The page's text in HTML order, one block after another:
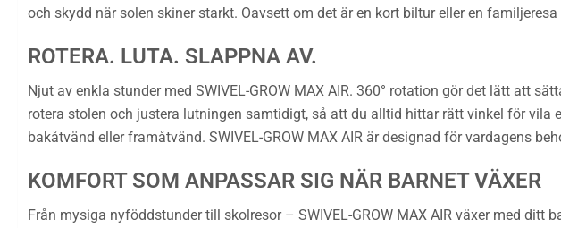
och skydd när solen skiner starkt. Oavsett om det är en kort biltur eller en
ROTERA. LUTA. SLAPPNA AV.
Njut av enkla stunder med SWIVEL-GROW MAX AIR. 360° rotation gör det lätt att
rotera stolen och justera lutningen samtidigt, så att du alltid hittar rätt vinkel för
bakåtvänd eller framåtvänd. SWIVEL-GROW MAX AIR är designad för vardagens
KOMFORT SOM ANPASSAR SIG NÄR BARNET VÄXER
Från mysiga nyföddstunder till skolresor – SWIVEL-GROW MAX AIR växer med